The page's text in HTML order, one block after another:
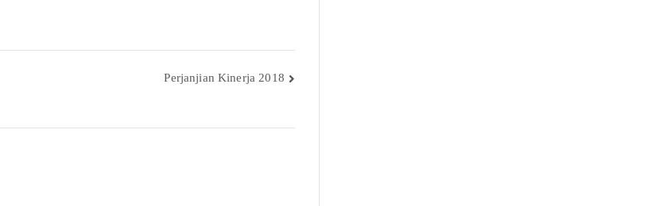
Perjanjian Kinerja 2018